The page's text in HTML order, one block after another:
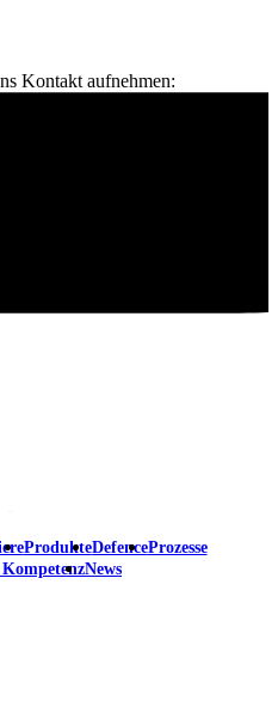
Kontakt aufnehmen:
ProdukteDefenceProzesse
KompetenzNews